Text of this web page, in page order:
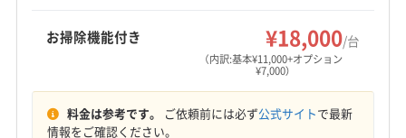
お掃除機能付き ¥18,000/台
（内訳:基本¥11,000+オプション
¥7,000）
料金は参考です。 ご依頼前には必ず公式サイトで最新
情報をご確認ください。